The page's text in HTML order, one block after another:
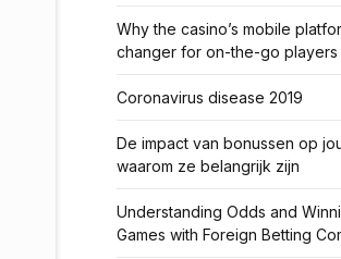
Why the casino’s mobile
changer for on-the-go players
Coronavirus disease 2019
De impact van bonussen op
waarom ze belangrijk zijn
Understanding Odds and
Games with Foreign Betting